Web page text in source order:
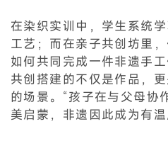
在染织实训中，学生系统
工艺；而在亲子共创坊里
如何共同完成一件非遗手
共创搭建的不仅是作品，
的场景。“孩子在与父母协
美启蒙，非遗因此成为有温